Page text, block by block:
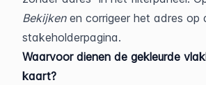
Bekijken en corrigeer het adres op
stakeholderpagina.
Waarvoor dienen de gekleurde
kaart?